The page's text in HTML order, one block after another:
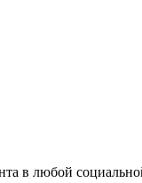
в любой